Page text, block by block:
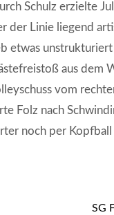
Schulz erzielte
Linie liegend
etwas
aus dem
vom
Folz nach
noch per
SG